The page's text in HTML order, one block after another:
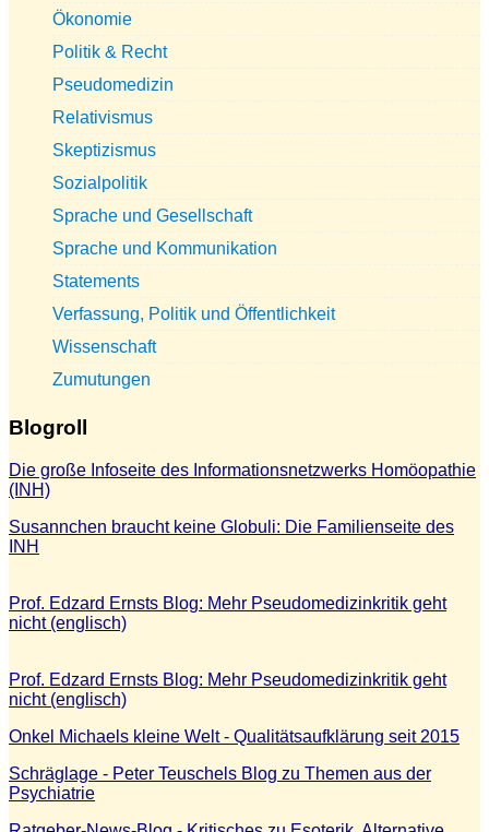
Ökonomie
Politik & Recht
Pseudomedizin
Relativismus
Skeptizismus
Sozialpolitik
Sprache und Gesellschaft
Sprache und Kommunikation
Statements
Verfassung, Politik und Öffentlichkeit
Wissenschaft
Zumutungen
Blogroll
Die große Infoseite des Informationsnetzwerks Homöopathie
(INH)
Susannchen braucht keine Globuli: Die Familienseite des
INH
Prof. Edzard Ernsts Blog: Mehr Pseudomedizinkritik geht
nicht (englisch)
Prof. Edzard Ernsts Blog: Mehr Pseudomedizinkritik geht
nicht (englisch)
Onkel Michaels kleine Welt - Qualitätsaufklärung seit 2015
Schräglage - Peter Teuschels Blog zu Themen aus der
Psychiatrie